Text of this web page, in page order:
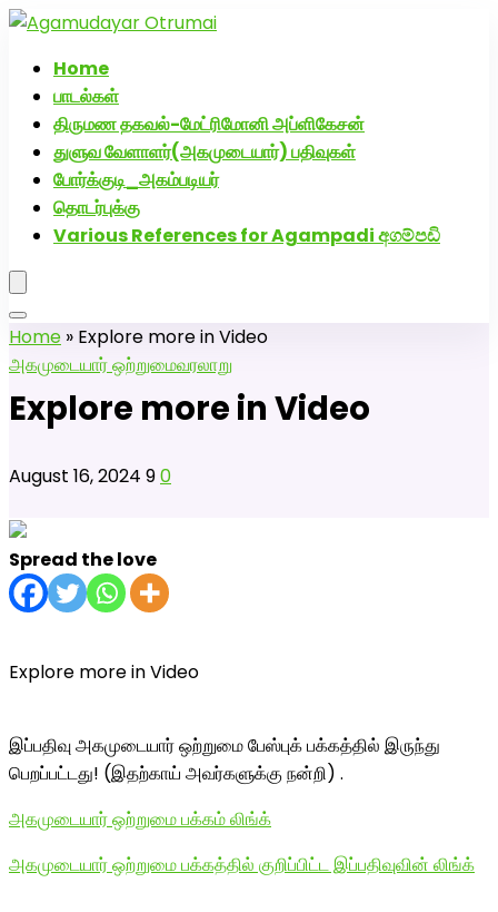
Home
பாடல்கள்
திருமண தகவல்-மேட்ரிமோனி அப்ளிகேசன்
துளுவ வேளாளர்(அகமுடையார்) பதிவுகள்
போர்க்குடி_அகம்படியர்
தொடர்புக்கு
Various References for Agampadi අගම්පඩි
Home » Explore more in Video
அகமுடையார் ஒற்றுமைவரலாறு
Explore more in Video
August 16, 2024 90
Spread the love
Explore more in Video
இப்பதிவு அகமுடையார் ஒற்றுமை பேஸ்புக் பக்கத்தில் இருந்து
பெறப்பட்டது! (இதற்காய் அவர்களுக்கு நன்றி) .
அகமுடையார் ஒற்றுமை பக்கம் லிங்க்
அகமுடையார் ஒற்றுமை பக்கத்தில் குறிப்பிட்ட இப்பதிவுவின் லிங்க்
அகமுடையார் திருமண வரன்களுக்கு அகமுடையார்மேட்ரி-